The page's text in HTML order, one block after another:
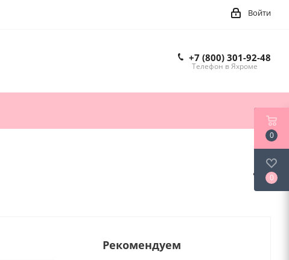
Войти
+7 (800) 301-92-48
Телефон в Яхроме
Рекомендуем
0
0